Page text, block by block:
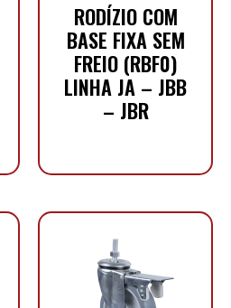
RODÍZIO COM
BASE FIXA SEM
FREIO (RBF0)
LINHA JA – JBB
– JBR